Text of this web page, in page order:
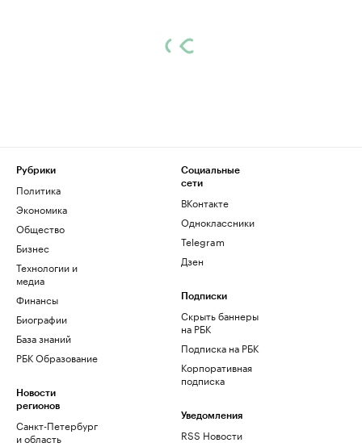
Рубрики
Политика
Экономика
Общество
Бизнес
Технологии и
медиа
Финансы
Биографии
База знаний
РБК Образование
Новости
регионов
Санкт-Петербург
и область
Социальные
сети
ВКонтакте
Одноклассники
Telegram
Дзен
Подписки
Скрыть баннеры
на РБК
Подписка на РБК
Корпоративная
подписка
Уведомления
RSS Новости